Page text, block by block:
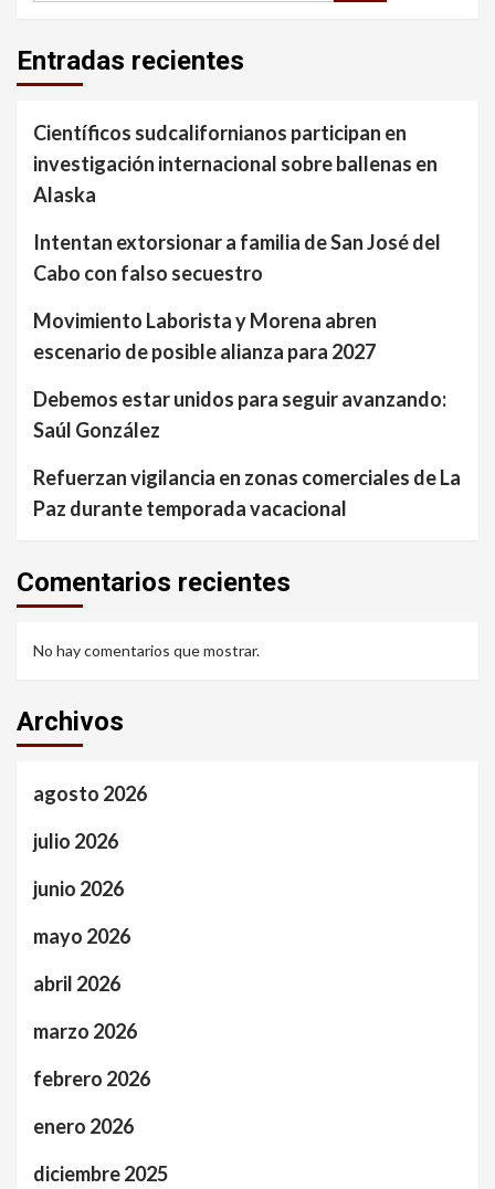
Entradas recientes
Científicos sudcalifornianos participan en
investigación internacional sobre ballenas en
Alaska
Intentan extorsionar a familia de San José del
Cabo con falso secuestro
Movimiento Laborista y Morena abren
escenario de posible alianza para 2027
Debemos estar unidos para seguir avanzando:
Saúl González
Refuerzan vigilancia en zonas comerciales de La
Paz durante temporada vacacional
Comentarios recientes
No hay comentarios que mostrar.
Archivos
agosto 2026
julio 2026
junio 2026
mayo 2026
abril 2026
marzo 2026
febrero 2026
enero 2026
diciembre 2025